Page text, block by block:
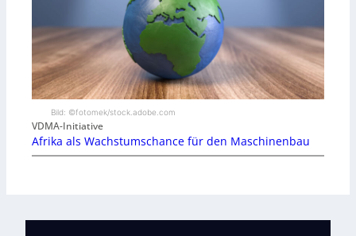
Bild: ©fotomek/stock.adobe.com
VDMA-Initiative
Afrika als Wachstumschance für den Maschinenbau